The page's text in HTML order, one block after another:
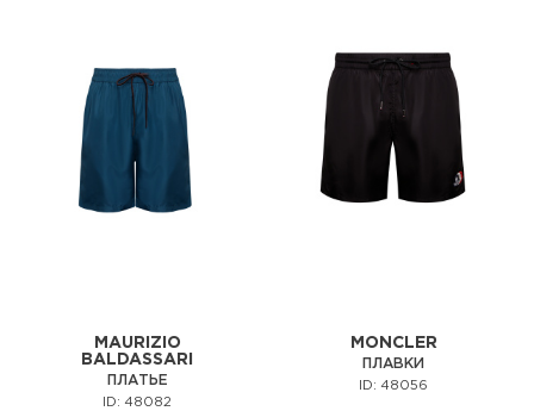
MAURIZIO
BALDASSARI
ПЛАТЬЕ
ID: 48082
MONCLER
ПЛАВКИ
ID: 48056